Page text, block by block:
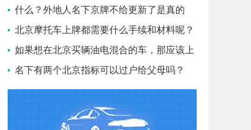
么条件？
什么？外地人名下京牌不给更新了是真的
吗？
北京摩托车上牌都需要什么手续和材料呢？
如果想在北京买辆油电混合的车，那应该上
蓝牌还是绿牌？
名下有两个北京指标可以过户给父母吗？